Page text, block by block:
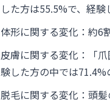
した方は55.5%で、経
体形に関する変化：約6
皮膚に関する変化：「
験した方の中では71.4%
脱毛に関する変化：頭